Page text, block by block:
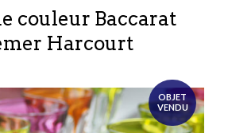
couleur Baccarat
Harcourt
OBJET
VENDU